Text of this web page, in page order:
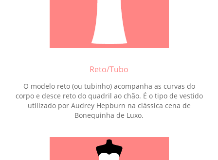
Reto/Tubo
O modelo reto (ou tubinho) acompanha as curvas do
corpo e desce reto do quadril ao chão. É o tipo de vestido
utilizado por Audrey Hepburn na clássica cena de
Bonequinha de Luxo.